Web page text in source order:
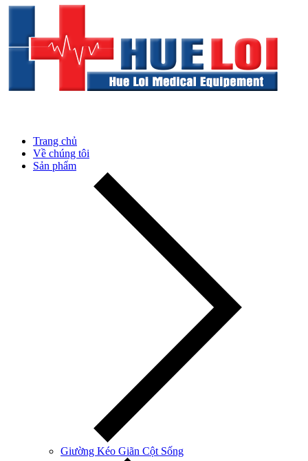
Trang chủ
Về chúng tôi
Sản phẩm
Giường Kéo Giãn Cột Sống